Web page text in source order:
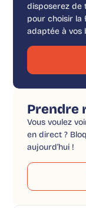
disposerez de
pour choisir la
adaptée à vos
Prendre
Vous voulez
en direct ?
aujourd’hui !